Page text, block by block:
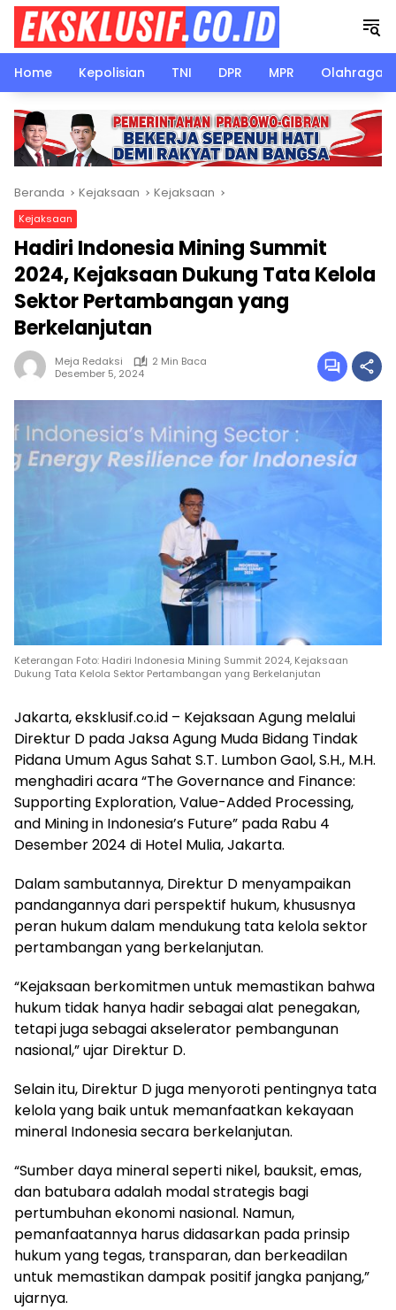
Langsung
konten
Home
Kepolisian TNI DPR MPR Olahraga
Beranda Kejaksaan Kejaksaan
Kejaksaan
Hadiri Indonesia Mining Summit
2024, Kejaksaan Dukung Tata Kelola
Sektor Pertambangan yang
Berkelanjutan
Meja Redaksi
2 Min Baca
Desember 5, 2024
Keterangan Foto: Hadiri Indonesia Mining Summit 2024, Kejaksaan
Dukung Tata Kelola Sektor Pertambangan yang Berkelanjutan
Jakarta, eksklusif.co.id – Kejaksaan Agung melalui
Direktur D pada Jaksa Agung Muda Bidang Tindak
Pidana Umum Agus Sahat S.T. Lumbon Gaol, S.H., M.H.
menghadiri acara “The Governance and Finance:
Supporting Exploration, Value-Added Processing,
and Mining in Indonesia’s Future” pada Rabu 4
Desember 2024 di Hotel Mulia, Jakarta.
Dalam sambutannya, Direktur D menyampaikan
pandangannya dari perspektif hukum, khususnya
peran hukum dalam mendukung tata kelola sektor
pertambangan yang berkelanjutan.
“Kejaksaan berkomitmen untuk memastikan bahwa
hukum tidak hanya hadir sebagai alat penegakan,
tetapi juga sebagai akselerator pembangunan
nasional,” ujar Direktur D.
Selain itu, Direktur D juga menyoroti pentingnya tata
kelola yang baik untuk memanfaatkan kekayaan
mineral Indonesia secara berkelanjutan.
“Sumber daya mineral seperti nikel, bauksit, emas,
dan batubara adalah modal strategis bagi
pertumbuhan ekonomi nasional. Namun,
pemanfaatannya harus didasarkan pada prinsip
hukum yang tegas, transparan, dan berkeadilan
untuk memastikan dampak positif jangka panjang,”
ujarnya.